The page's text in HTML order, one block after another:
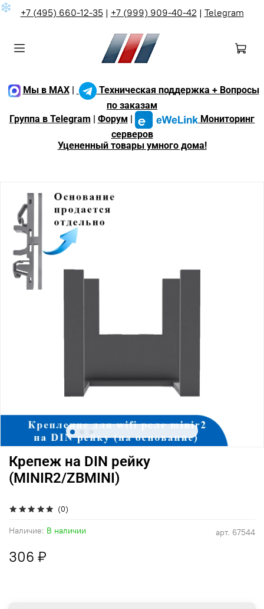
❄ +7 (495) 660-12-35| +7 (999) 909-40-42 | Telegram
Мы в MAX|
Техническая поддержка + Вопросы
по заказам
Группа в Telegram
Форум
Мониторинг
серверов
Уцененный товары умного дома!
(0)
арт. 67544
Наличие: В наличии
Крепеж на DIN рейку
(MINIR2/ZBMINI)
306 ₽